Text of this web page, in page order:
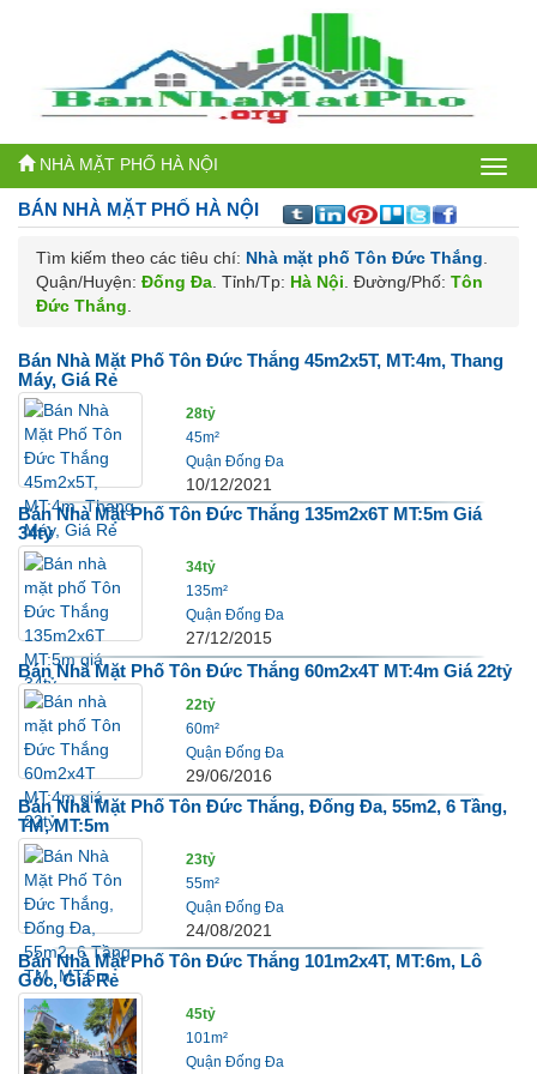
Bán
mặt
NHÀ MẶT PHỐ HÀ NỘI
BÁN NHÀ MẶT PHỐ HÀ NỘI
Tìm kiếm theo các tiêu chí: Nhà mặt phố Tôn Đức Thắng
Quận/Huyện: Đống Đa . Tỉnh/Tp: Hà Nội . Đường/Phố: Tôn
Đức Thắng
Bán Nhà Mặt Phố Tôn Đức Thắng 45m2x5T, MT:4m, Thang
Máy, Giá Rẻ
28tỷ
45m²
Quận Đống Đa
10/12/2021
Bán Nhà Mặt Phố Tôn Đức Thắng 135m2x6T MT:5m Giá
34tỷ
34tỷ
135m²
Quận Đống Đa
27/12/2015
Bán Nhà Mặt Phố Tôn Đức Thắng 60m2x4T MT:4m Giá 22tỷ
22tỷ
60m²
Quận Đống Đa
29/06/2016
Bán Nhà Mặt Phố Tôn Đức Thắng, Đống Đa, 55m2, 6 Tầng,
TM, MT:5m
23tỷ
55m²
Quận Đống Đa
24/08/2021
Bán Nhà Mặt Phố Tôn Đức Thắng 101m2x4T, MT:6m, Lô
Góc, Giá Rẻ
45tỷ
101m²
Quận Đống Đa